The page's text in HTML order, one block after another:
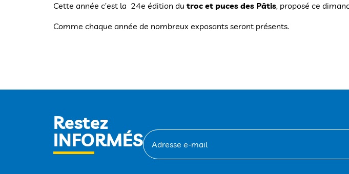
Cette année c’est la 24e édition du troc et puces des Pâtis, proposé ce
Comme chaque année de nombreux exposants seront présents.
Restez
INFORMÉS